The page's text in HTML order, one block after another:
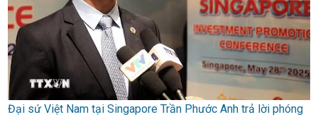
Đại sứ Việt Nam tại Singapore Trần Phước Anh trả lời phóng